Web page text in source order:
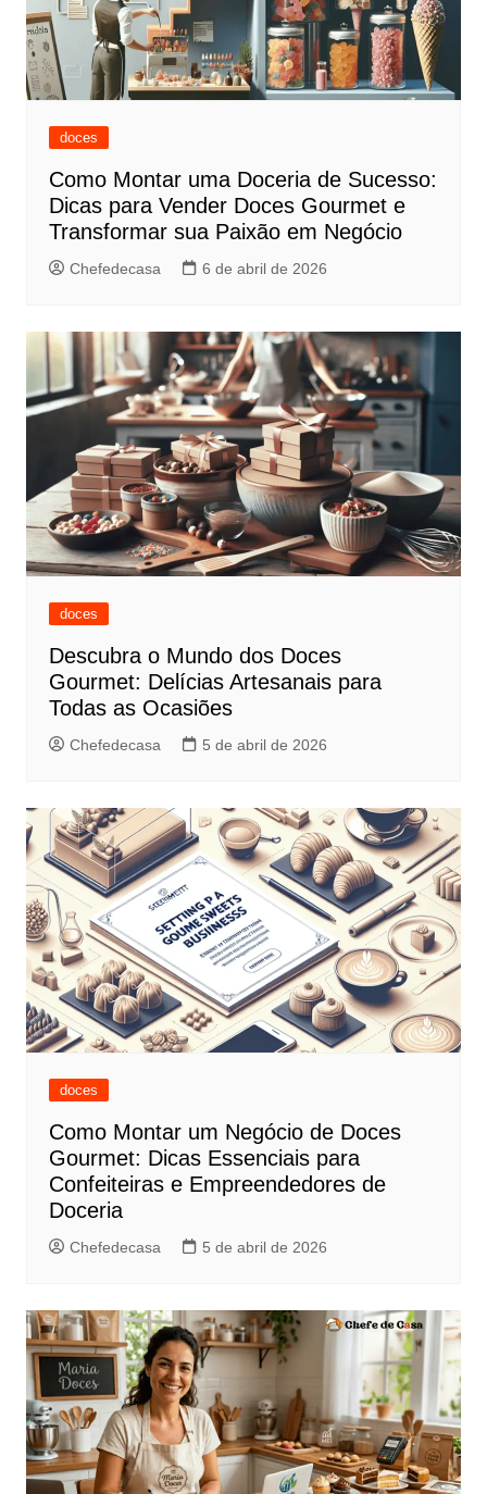
doces
Como Montar uma Doceria de Sucesso:
Dicas para Vender Doces Gourmet e
Transformar sua Paixão em Negócio
Chefedecasa 6 de abril de 2026
doces
Descubra o Mundo dos Doces
Gourmet: Delícias Artesanais para
Todas as Ocasiões
Chefedecasa 5 de abril de 2026
doces
Como Montar um Negócio de Doces
Gourmet: Dicas Essenciais para
Confeiteiras e Empreendedores de
Doceria
Chefedecasa 5 de abril de 2026